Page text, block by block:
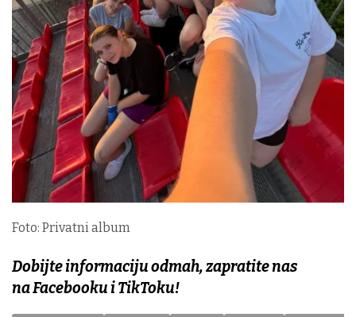
Foto: Privatni album
Dobijte informaciju odmah, zapratite nas
na Facebooku i TikToku!